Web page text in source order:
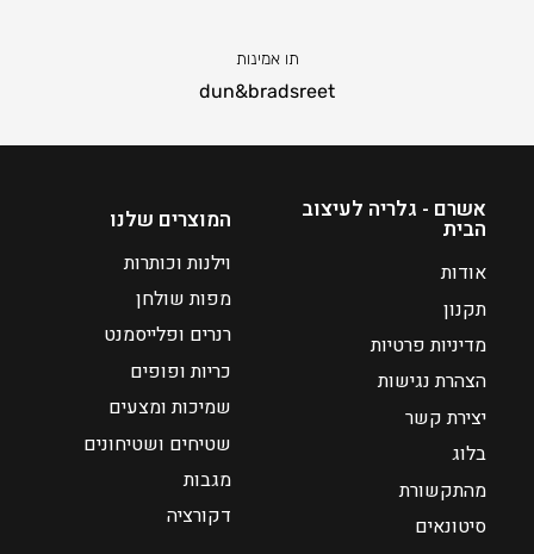
ה
מ
ח
תו אמינות
dun&bradsreet
המוצרים שלנו
וילנות וכותרות
מפות שולחן
רנרים ופלייסמנט
כריות ופופים
שמיכות ומצעים
שטיחים ושטיחונים
מגבות
דקורציה
אשרם - גלריה לעיצוב
הבית
אודות
תקנון
מדיניות פרטיות
הצהרת נגישות
יצירת קשר
בלוג
מהתקשורת
סיטונאים